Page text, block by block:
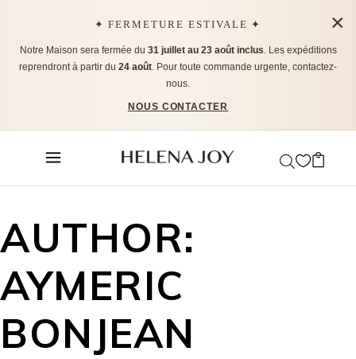
✦ FERMETURE ESTIVALE ✦
Notre Maison sera fermée du 31 juillet au 23 août inclus. Les expéditions
reprendront à partir du 24 août. Pour toute commande urgente, contactez-
nous.
NOUS CONTACTER
×
AUTHOR:
AYMERIC
BONJEAN